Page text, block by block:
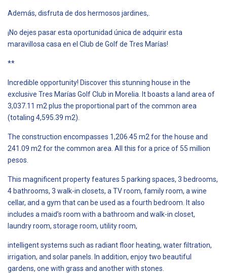
Además, disfruta de dos hermosos jardines,.
¡No dejes pasar esta oportunidad única de adquirir esta
maravillosa casa en el Club de Golf de Tres Marías!
**
Incredible opportunity! Discover this stunning house in the
exclusive Tres Marías Golf Club in Morelia. It boasts a land area of
3,037.11 m2 plus the proportional part of the common area
(totaling 4,595.39 m2).
The construction encompasses 1,206.45 m2 for the house and
241.09 m2 for the common area. All this for a price of 55 million
pesos.
This magnificent property features 5 parking spaces, 3 bedrooms,
4 bathrooms, 3 walk-in closets, a TV room, family room, a wine
cellar, and a gym that can be used as a fourth bedroom. It also
includes a maid’s room with a bathroom and walk-in closet,
laundry room, storage room, utility room,
intelligent systems such as radiant floor heating, water filtration,
irrigation, and solar panels. In addition, enjoy two beautiful
gardens, one with grass and another with stones.